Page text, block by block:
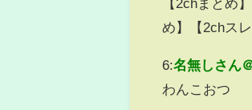
【2chまとめ
め】【2chス
6:名無しさん
わんこおつ